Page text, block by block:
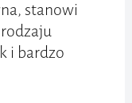
stanowi
i bardzo